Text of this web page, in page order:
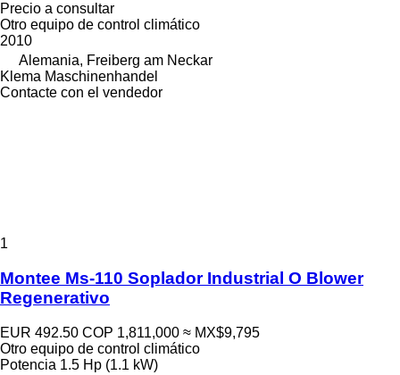
Precio a consultar
Otro equipo de control climático
2010
Alemania, Freiberg am Neckar
Klema Maschinenhandel
Contacte con el vendedor
1
Montee Ms-110 Soplador Industrial O Blower
Regenerativo
EUR 492.50 COP 1,811,000 ≈ MX$9,795
Otro equipo de control climático
Potencia 1.5 Hp (1.1 kW)